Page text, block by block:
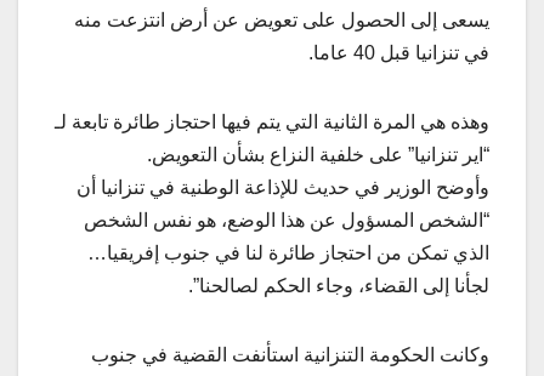
يسعى إلى الحصول على تعويض عن أرض انتزعت منه
في تنزانيا قبل 40 عاما.
وهذه هي المرة الثانية التي يتم فيها احتجاز طائرة تابعة لـ
“اير تنزانيا” على خلفية النزاع بشأن التعويض.
وأوضح الوزير في حديث للإذاعة الوطنية في تنزانيا أن
“الشخص المسؤول عن هذا الوضع، هو نفس الشخص
الذي تمكن من احتجاز طائرة لنا في جنوب إفريقيا…
لجأنا إلى القضاء، وجاء الحكم لصالحنا”.
وكانت الحكومة التنزانية استأنفت القضية في جنوب